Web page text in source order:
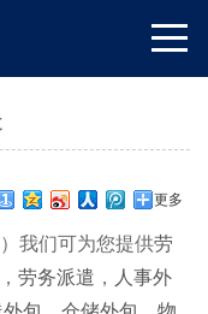
更多
我们可为您提供劳
， 劳务派遣 ，
人事外